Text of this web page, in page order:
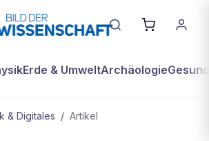
Erde & UmweltArchäologie
& Digitales / Artikel